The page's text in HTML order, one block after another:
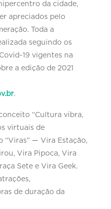
da cidade,
apreciados pelo
Toda a
seguindo os
19 vigentes na
a edição de 2021
.
“Cultura vibra,
virtuais de
“Viras” — Vira Estação,
Vira Pipoca, Vira
Sete e Vira Geek.
de duração da